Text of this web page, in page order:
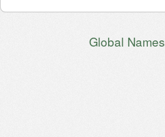
Global Names